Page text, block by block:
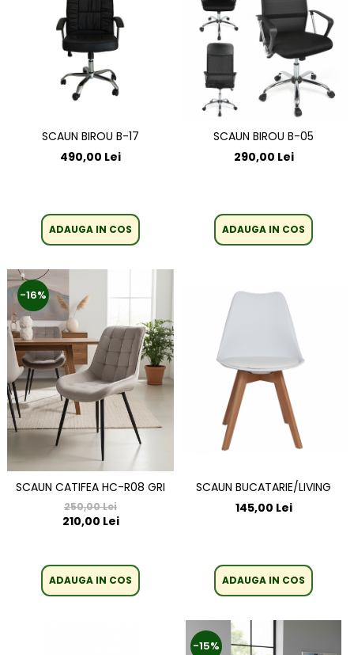
SCAUN BIROU B-17
490,00 Lei
ADAUGA IN COS
SCAUN BIROU B-05
290,00 Lei
ADAUGA IN COS
-16%
SCAUN CATIFEA HC-R08 GRI
250,00 Lei
210,00 Lei
ADAUGA IN COS
SCAUN BUCATARIE/LIVING
145,00 Lei
ADAUGA IN COS
-15%